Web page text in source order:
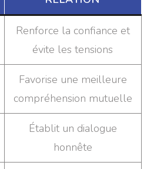
Renforce la confiance et
évite les tensions
Favorise une meilleure
compréhension mutuelle
Établit un dialogue
honnête